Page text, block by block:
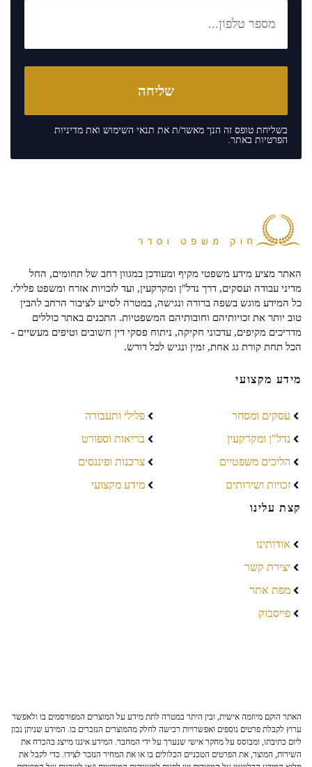
בשליחת טופס זה הנך מאשר/ת את תנאי השימוש ואת מדיניות
הפרטיות באתר.
האתר מציע מידע משפטי מקיף ומעודכן במגוון רחב של תחומים, החל
מדיני עבודה ועסקים, דרך נדל"ן ומקרקעין, ועד לזכויות אזרח ומשפט פלילי.
כל המידע מוגש בשפה ברורה ונגישה, במטרה לסייע לציבור הרחב להבין
טוב יותר את זכויותיהם וחובותיהם המשפטיות. התכנים באתר כוללים
מדריכים מקיפים, עדכוני חקיקה, ניתוח פסקי דין חשובים וטיפים מעשיים -
הכל תחת קורת גג אחת, זמין ונגיש לכל דורש.
מידע מקצועי
עסקים ומסחר
נדל"ן ומקרקעין
הליכים משפטיים
זכויות ושירותים
פלילי ותעבורה
בריאות וספורט
צרכנות ופיננסים
מידע מקצועי
קצת עלינו
אודותינו
יצירת קשר
מפת אתר
פייסבוק
האתר הוקם מיוזמה אישית, ובין היתר במטרה לתת מידע על המוצרים המפורסמים בו ולאפשר
ערוץ לקבלת פרטים נוספים ואפשרויות רכישה לחלק מהמוצרים הנזכרים בו. המידע שניתן נכון
ליום כתיבתו, ומבוסס על מחקר אישי שנערך על ידי המחבר. המידע איננו מייצג בהכרח את
השירות, המוצר, את הפרטים הטכניים הכלולים בו או את המחיר הנזכר לצידו. כדי לקבל את